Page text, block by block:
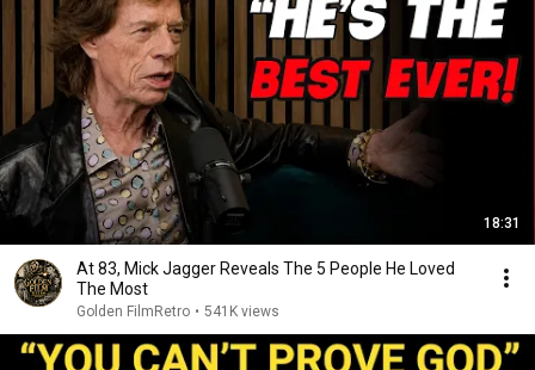
18:31
At 83, Mick Jagger Reveals The 5 People He Loved
The Most
Golden FilmRetro • 541K views